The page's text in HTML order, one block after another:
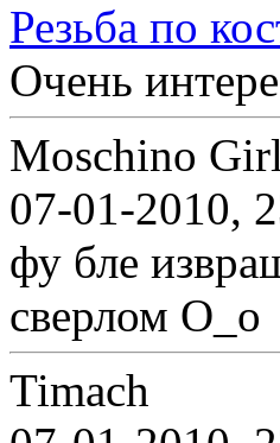
Резьба по
Очень
Moschino Girl
07-01-2010,
фу бле
сверлом О_о
Timach